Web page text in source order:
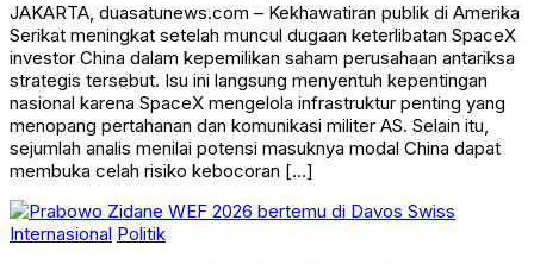
JAKARTA, duasatunews.com – Kekhawatiran publik di Amerika
Serikat meningkat setelah muncul dugaan keterlibatan SpaceX
investor China dalam kepemilikan saham perusahaan antariksa
strategis tersebut. Isu ini langsung menyentuh kepentingan
nasional karena SpaceX mengelola infrastruktur penting yang
menopang pertahanan dan komunikasi militer AS. Selain itu,
sejumlah analis menilai potensi masuknya modal China dapat
membuka celah risiko kebocoran […]
Internasional Politik